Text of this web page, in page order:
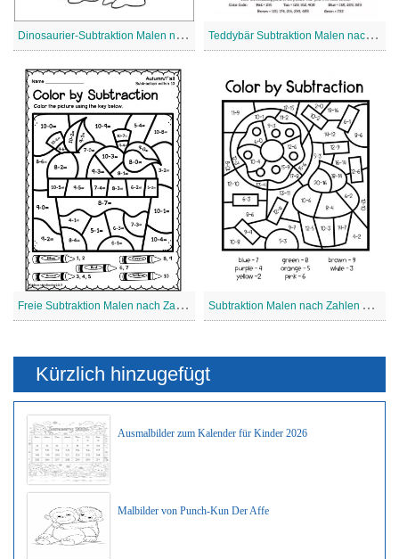
D
inosaurier-Subtraktion Malen nach Zahlen T
eddybär Subtraktion Malen nach Zahlen
F
reie Subtraktion Malen nach Zahlen S
ubtraktion Malen nach Zahlen Arbeitsblatt
Kürzlich hinzugefügt
Ausmalbilder zum Kalender für Kinder 2026
Malbilder von Punch-Kun Der Affe